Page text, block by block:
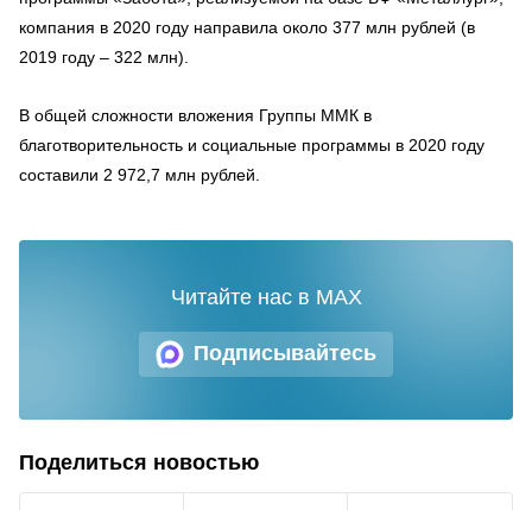
компания в 2020 году направила около 377 млн рублей (в
2019 году – 322 млн).
В общей сложности вложения Группы ММК в
благотворительность и социальные программы в 2020 году
составили 2 972,7 млн рублей.
Подписывайтесь
Читайте нас в MAX
Поделиться новостью